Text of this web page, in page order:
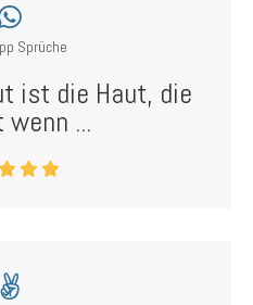
Sprüche
ist die Haut, die
wenn ...